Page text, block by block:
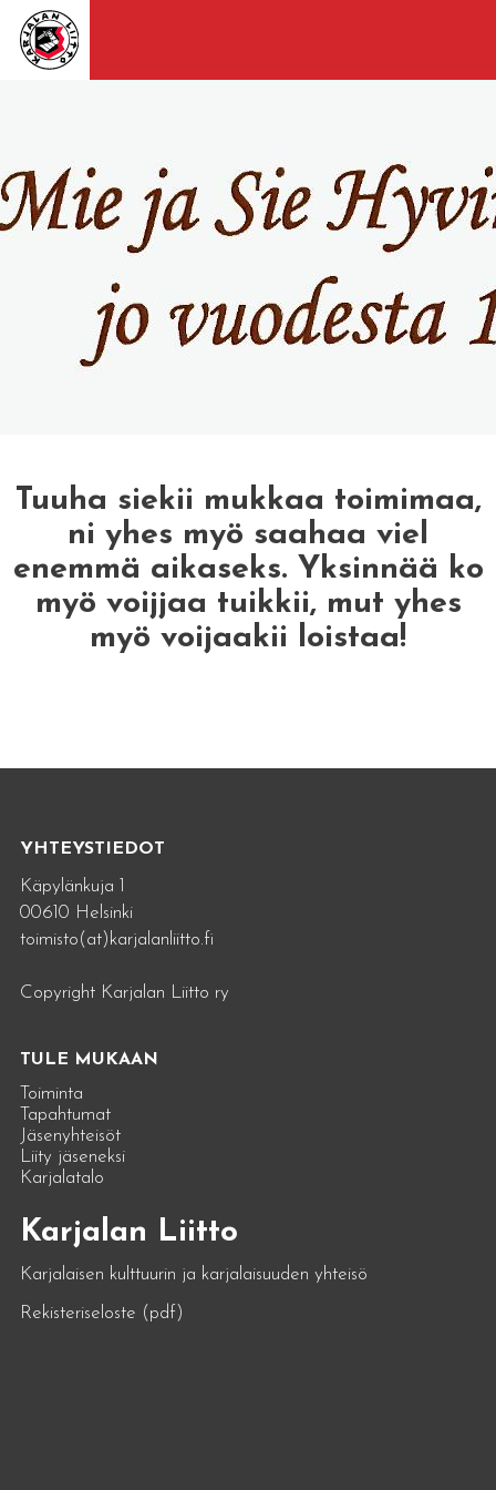
Tuuha siekii mukkaa toimimaa,
ni yhes myö saahaa viel
enemmä aikaseks. Yksinnää ko
myö voijjaa tuikkii, mut yhes
myö voijaakii loistaa!
YHTEYSTIEDOT
Käpylänkuja 1
00610 Helsinki
toimisto(at)karjalanliitto.fi
Copyright Karjalan Liitto ry
TULE MUKAAN
Toiminta
Tapahtumat
Jäsenyhteisöt
Liity jäseneksi
Karjalatalo
Karjalan Liitto
Karjalaisen kulttuurin ja karjalaisuuden yhteisö
Rekisteriseloste (pdf)